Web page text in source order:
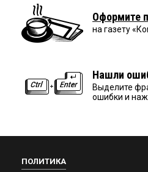
Оформите
на газету
Нашли
Выделите
ошибки и
ПОЛИТИКА